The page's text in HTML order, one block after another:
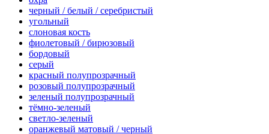
черный / белый / серебристый
угольный
слоновая кость
фиолетовый / бирюзовый
бордовый
серый
красный полупрозрачный
розовый полупрозрачный
зеленый полупрозрачный
тёмно-зеленый
светло-зеленый
оранжевый матовый / черный